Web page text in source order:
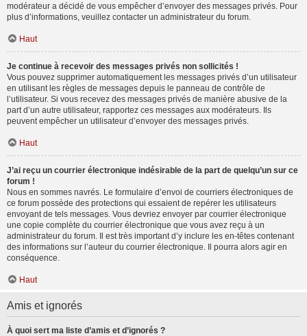
modérateur a décidé de vous empêcher d’envoyer des messages privés. Pour
plus d’informations, veuillez contacter un administrateur du forum.
Haut
Je continue à recevoir des messages privés non sollicités !
Vous pouvez supprimer automatiquement les messages privés d’un utilisateur
en utilisant les règles de messages depuis le panneau de contrôle de
l’utilisateur. Si vous recevez des messages privés de manière abusive de la
part d’un autre utilisateur, rapportez ces messages aux modérateurs. Ils
peuvent empêcher un utilisateur d’envoyer des messages privés.
Haut
J’ai reçu un courrier électronique indésirable de la part de quelqu’un sur ce
forum !
Nous en sommes navrés. Le formulaire d’envoi de courriers électroniques de
ce forum possède des protections qui essaient de repérer les utilisateurs
envoyant de tels messages. Vous devriez envoyer par courrier électronique
une copie complète du courrier électronique que vous avez reçu à un
administrateur du forum. Il est très important d’y inclure les en-têtes contenant
des informations sur l’auteur du courrier électronique. Il pourra alors agir en
conséquence.
Haut
Amis et ignorés
À quoi sert ma liste d’amis et d’ignorés ?